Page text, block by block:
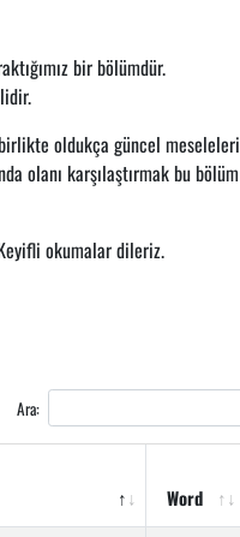
bir bölümdür.
oldukça güncel meseleleri
olanı karşılaştırmak bu bölüm
okumalar dileriz.
Ara:
Word